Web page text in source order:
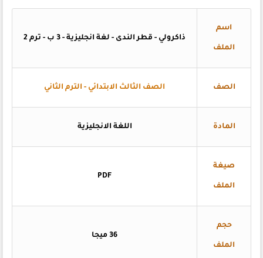
اسم
الملف
ذاكرولي - قطر الندى - لغة انجليزية - 3 ب - ترم 2
الصف الصف الثالث الابتدائي - الترم الثاني
المادة اللغة الانجليزية
صيغة
الملف
PDF
حجم
الملف